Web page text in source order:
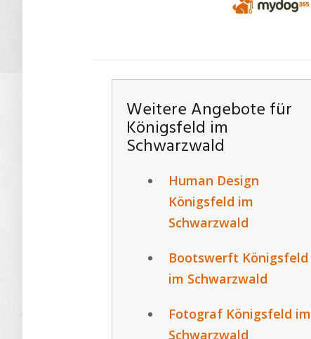
Weitere Angebote für
Königsfeld im
Schwarzwald
Human Design
Königsfeld im
Schwarzwald
Bootswerft Königsfeld
im Schwarzwald
Fotograf Königsfeld im
Schwarzwald